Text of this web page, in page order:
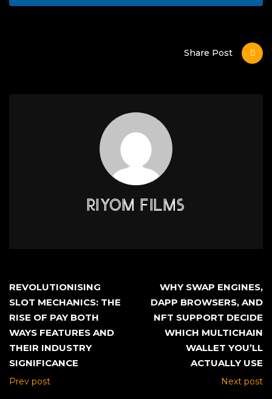
Share Post
RIYOM FILMS
REVOLUTIONISING
SLOT MECHANICS: THE
RISE OF PAY BOTH
WAYS FEATURES AND
THEIR INDUSTRY
SIGNIFICANCE
Prev post
WHY SWAP ENGINES,
DAPP BROWSERS, AND
NFT SUPPORT DECIDE
WHICH MULTICHAIN
WALLET YOU’LL
ACTUALLY USE
Next post